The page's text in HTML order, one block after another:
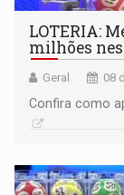
LOTERIA:
milhões
Geral 08
Confira como